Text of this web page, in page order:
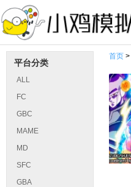
平台分类
ALL
FC
GBC
MAME
MD
SFC
GBA
首页 >